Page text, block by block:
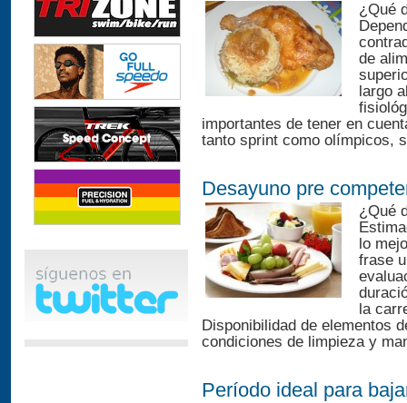
¿Qué
de
largo
importantes de tener en
tanto sprint como olímpicos,
Desayuno pre
¿Qué
lo
frase
la
Disponibilidad de elementos
condiciones de limpieza y
Período ideal para